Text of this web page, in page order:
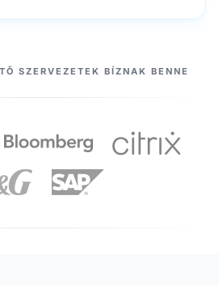
SZERVEZETEK BÍZNAK BENNE